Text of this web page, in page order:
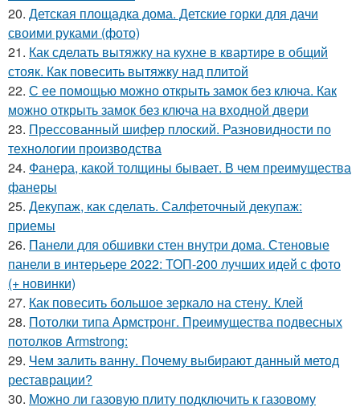
20. Детская площадка дома. Детские горки для дачи
своими руками (фото)
21. Как сделать вытяжку на кухне в квартире в общий
стояк. Как повесить вытяжку над плитой
22. С ее помощью можно открыть замок без ключа. Как
можно открыть замок без ключа на входной двери
23. Прессованный шифер плоский. Разновидности по
технологии производства
24. Фанера, какой толщины бывает. В чем преимущества
фанеры
25. Декупаж, как сделать. Салфеточный декупаж:
приемы
26. Панели для обшивки стен внутри дома. Стеновые
панели в интерьере 2022: ТОП-200 лучших идей с фото
(+ новинки)
27. Как повесить большое зеркало на стену. Клей
28. Потолки типа Армстронг. Преимущества подвесных
потолков Armstrong:
29. Чем залить ванну. Почему выбирают данный метод
реставрации?
30. Можно ли газовую плиту подключить к газовому